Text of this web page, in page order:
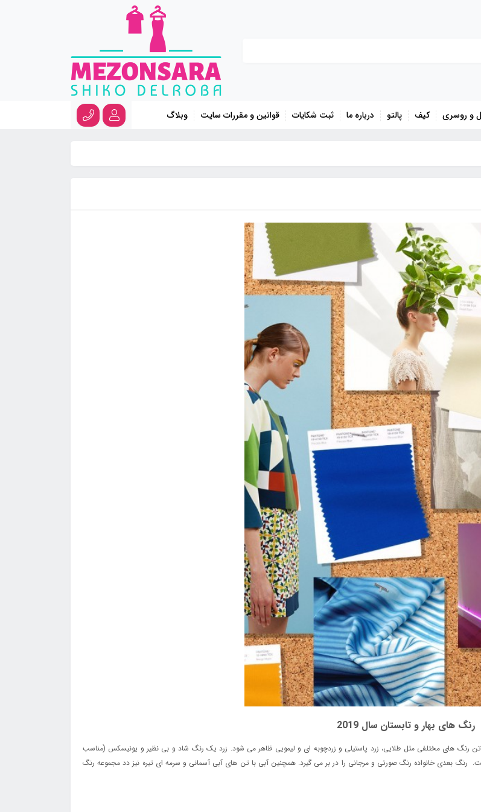
و روسری کیف پالتو درباره ما ثبت شکایات قوانین و مقررات سایت وبلاگ
رنگ های بهار و تابستان سال 2019
های مختلفی مثل طلایی، زرد پاستیلی و زردچوبه ای و لیمویی ظاهر می شود. زرد یک رنگ شاد و بی نظیر و یونیسکس (مناسب
و همچنین رنگ مد ناخن بهار 2019 هم مطرح شده است. رنگ بعدی خانواده رنگ صورتی و مرجانی را در بر می گیرد. همچنین آبی با تن های آبی آسمانی و سرمه ای تیره نیز دد مجموعه رنگ